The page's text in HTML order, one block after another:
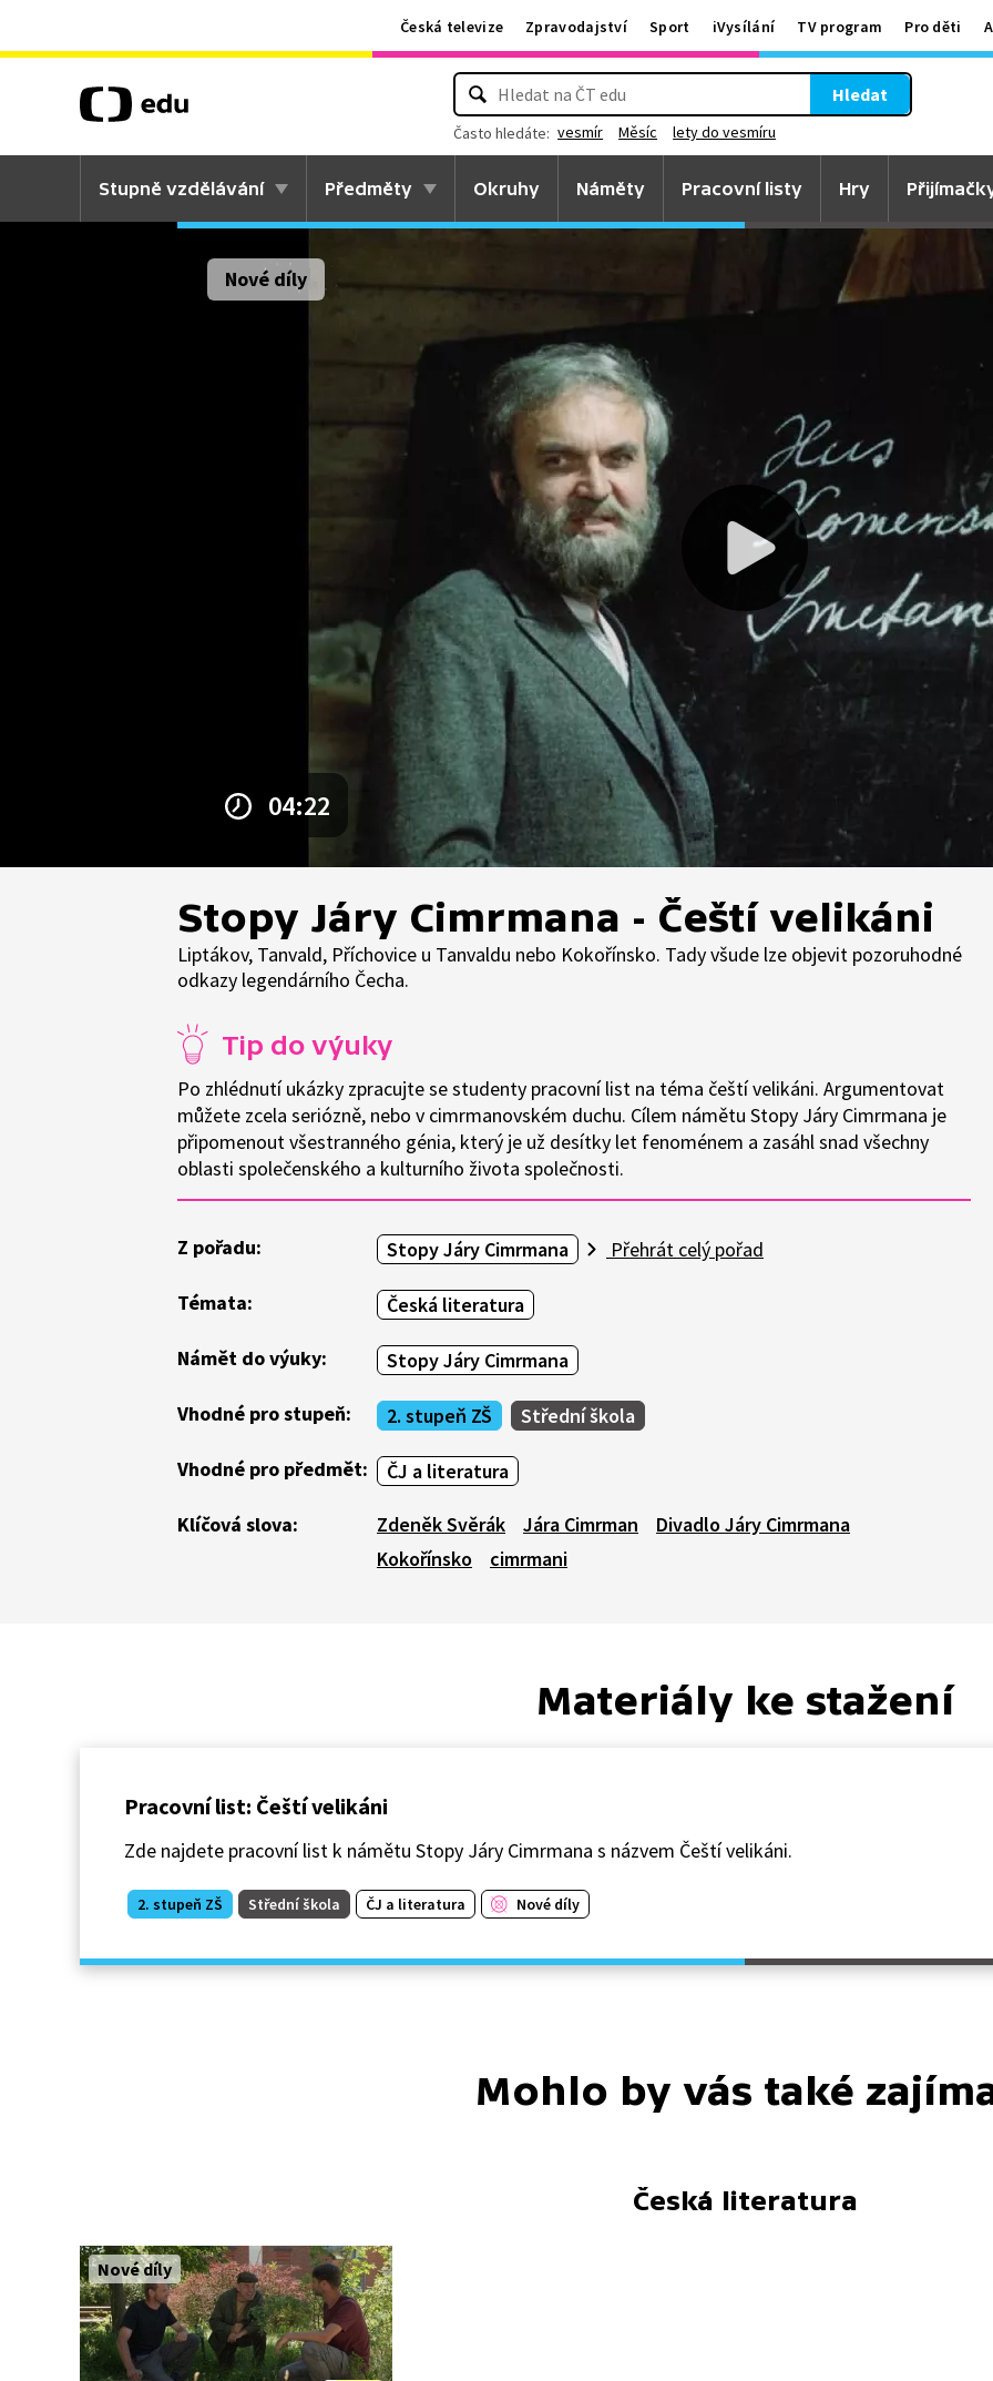
Česká televize Zpravodajství Sport iVysílání TV program Pro děti
Hledat
Často hledáte: vesmír Měsíc lety do vesmíru
Stupně vzdělávání Předměty Okruhy Náměty Pracovní listy Hry
04:22
Nové díly
Stopy Járy Cimrmana - Čeští velikáni
Liptákov, Tanvald, Příchovice u Tanvaldu nebo Kokořínsko. Tady všude lze objevit pozoruhodné
odkazy legendárního Čecha.
Tip do výuky
Po zhlédnutí ukázky zpracujte se studenty pracovní list na téma čeští velikáni. Argumentovat
můžete zcela seriózně, nebo v cimrmanovském duchu. Cílem námětu Stopy Járy Cimrmana je
připomenout všestranného génia, který je už desítky let fenoménem a zasáhl snad všechny
oblasti společenského a kulturního života společnosti.
Z pořadu: Stopy Járy Cimrmana Přehrát celý pořad
Témata: Česká literatura
Námět do výuky: Stopy Járy Cimrmana
Vhodné pro stupeň: 2. stupeň ZŠ Střední škola
Vhodné pro předmět: ČJ a literatura
Klíčová slova: Zdeněk Svěrák Jára Cimrman
Divadlo Járy Cimrmana
Kokořínsko
cimrmani
Materiály ke stažení
Pracovní list: Čeští velikáni
Zde najdete pracovní list k námětu Stopy Járy Cimrmana s názvem Čeští velikáni.
2. stupeň ZŠ Střední škola ČJ a literatura Nové díly
Mohlo by vás také
Česká literatura
Nové díly